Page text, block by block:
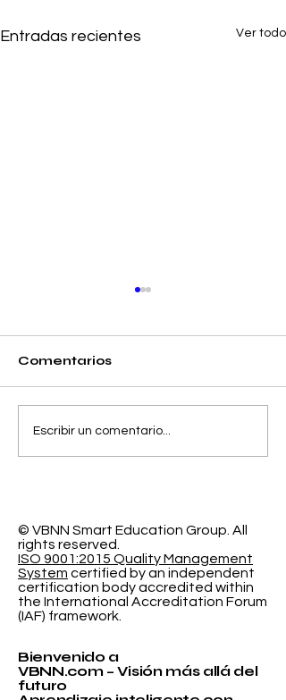
Entradas recientes Ver todo
Separando la
Precisión y el Error
Comentarios
Escribir un comentario...
© VBNN Smart Education Group. All
rights reserved.
ISO 9001:2015 Quality Management
System certified by an independent
certification body accredited within
the International Accreditation Forum
(IAF) framework.
Bienvenido a
VBNN.com – Visión más allá del
futuro